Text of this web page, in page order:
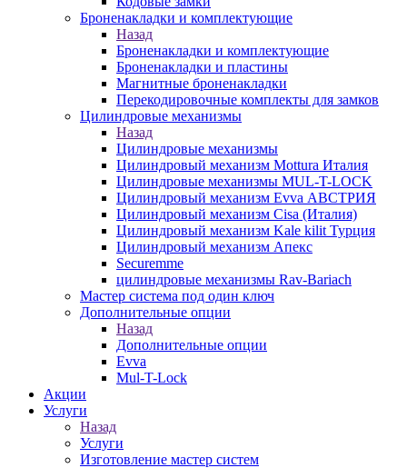
Броненакладки и комплектующие
Назад
Броненакладки и комплектующие
Броненакладки и пластины
Магнитные броненакладки
Перекодировочные комплекты для замков
Цилиндровые механизмы
Назад
Цилиндровые механизмы
Цилиндровый механизм Mottura Италия
Цилиндровые механизмы MUL-T-LOCK
Цилиндровый механизм Evva АВСТРИЯ
Цилиндровый механизм Cisa (Италия)
Цилиндровый механизм Kale kilit Турция
Цилиндровый механизм Апекс
Securemme
цилиндровые механизмы Rav-Bariach
Мастер система под один ключ
Дополнительные опции
Назад
Дополнительные опции
Evva
Mul-T-Lock
Акции
Услуги
Назад
Услуги
Изготовление мастер систем